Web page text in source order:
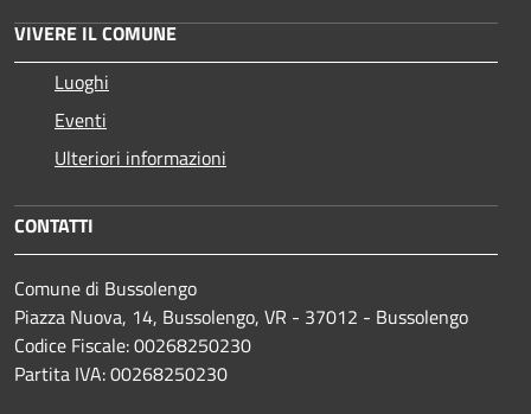
VIVERE IL COMUNE
Luoghi
Eventi
Ulteriori informazioni
CONTATTI
Comune di Bussolengo
Piazza Nuova, 14, Bussolengo, VR - 37012 - Bussolengo
Codice Fiscale: 00268250230
Partita IVA: 00268250230